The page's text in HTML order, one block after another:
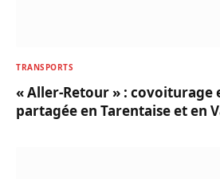
TRANSPORTS
« Aller-Retour » : covoiturage
partagée en Tarentaise et en